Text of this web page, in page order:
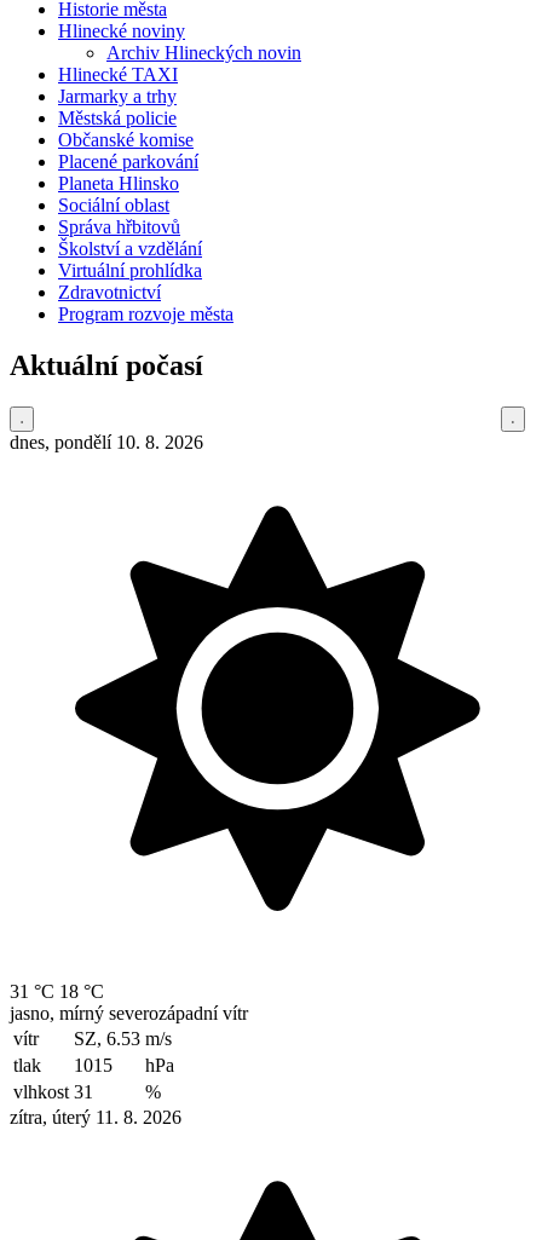
Historie města
Hlinecké noviny
Archiv Hlineckých novin
Hlinecké TAXI
Jarmarky a trhy
Městská policie
Občanské komise
Placené parkování
Planeta Hlinsko
Sociální oblast
Správa hřbitovů
Školství a vzdělání
Virtuální prohlídka
Zdravotnictví
Program rozvoje města
Aktuální počasí
dnes, pondělí 10. 8. 2026
31 °C 18 °C
jasno, mírný severozápadní vítr
vítr
SZ, 6.53 m/s
tlak
1015
hPa
vlhkost 31
%
zítra, úterý 11. 8. 2026